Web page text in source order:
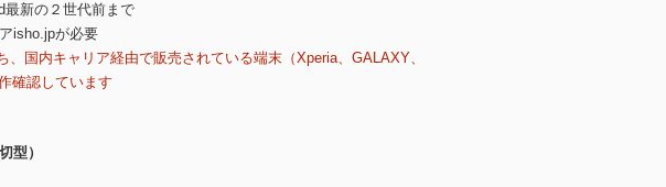
新の２世代前まで
isho.jpが必要
国内キャリア経由で販売されている端末（Xperia、GALAXY、
確認しています
型）